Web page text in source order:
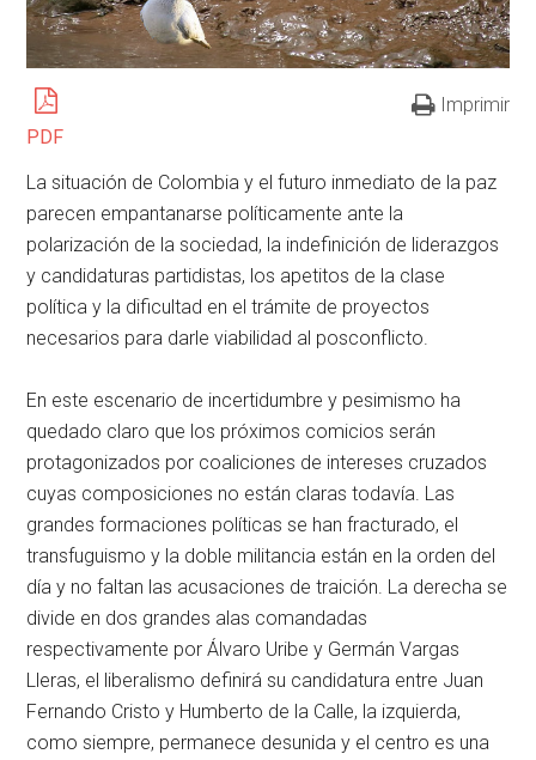
PDF
Imprimir
La situación de Colombia y el futuro inmediato de la paz
parecen empantanarse políticamente ante la
polarización de la sociedad, la indefinición de liderazgos
y candidaturas partidistas, los apetitos de la clase
política y la dificultad en el trámite de proyectos
necesarios para darle viabilidad al posconflicto.
En este escenario de incertidumbre y pesimismo ha
quedado claro que los próximos comicios serán
protagonizados por coaliciones de intereses cruzados
cuyas composiciones no están claras todavía. Las
grandes formaciones políticas se han fracturado, el
transfuguismo y la doble militancia están en la orden del
día y no faltan las acusaciones de traición. La derecha se
divide en dos grandes alas comandadas
respectivamente por Álvaro Uribe y Germán Vargas
Lleras, el liberalismo definirá su candidatura entre Juan
Fernando Cristo y Humberto de la Calle, la izquierda,
como siempre, permanece desunida y el centro es una